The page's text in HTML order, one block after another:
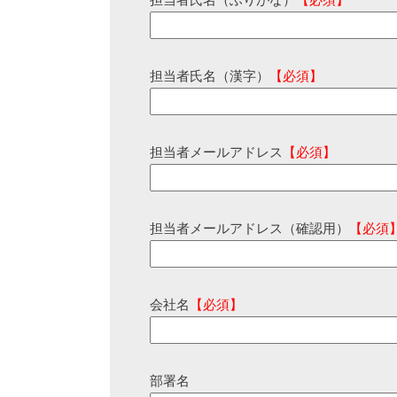
担当者氏名（漢字） 【必須】
担当者メールアドレス 【必須】
担当者メールアドレス（確認用） 【必須
会社名 【必須】
部署名